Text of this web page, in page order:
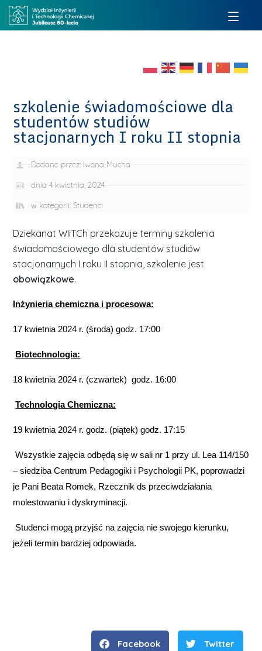
szkolenie świadomościowe dla
studentów studiów
stacjonarnych I roku II stopnia
Dodane przez: Iwona Mucha
dnia 4 kwietnia, 2024
w kategorii: Studenci
Dziekanat WIiTCh przekazuje terminy szkolenia
świadomościowego dla studentów studiów
stacjonarnych I roku II stopnia, szkolenie jest
obowiązkowe.
Inżynieria chemiczna i procesowa:
17 kwietnia 2024 r. (środa) godz. 17:00
Biotechnologia:
18 kwietnia 2024 r. (czwartek) godz. 16:00
Technologia Chemiczna:
19 kwietnia 2024 r. godz. (piątek) godz. 17:15
Wszystkie zajęcia odbędą się w sali nr 1 przy ul. Lea 114/150
– siedziba Centrum Pedagogiki i Psychologii PK, poprowadzi
je Pani Beata Romek, Rzecznik ds przeciwdziałania
molestowaniu i dyskryminacji.
Studenci mogą przyjść na zajęcia nie swojego kierunku,
jeżeli termin bardziej odpowiada.
Facebook Twitter